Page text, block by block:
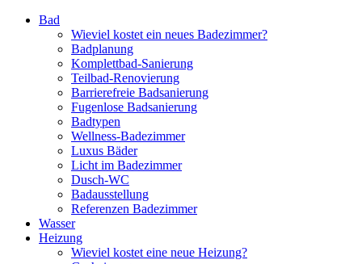
Bad
Wieviel kostet ein neues Badezimmer?
Badplanung
Komplettbad-Sanierung
Teilbad-Renovierung
Barrierefreie Badsanierung
Fugenlose Badsanierung
Badtypen
Wellness-Badezimmer
Luxus Bäder
Licht im Badezimmer
Dusch-WC
Badausstellung
Referenzen Badezimmer
Wasser
Heizung
Wieviel kostet eine neue Heizung?